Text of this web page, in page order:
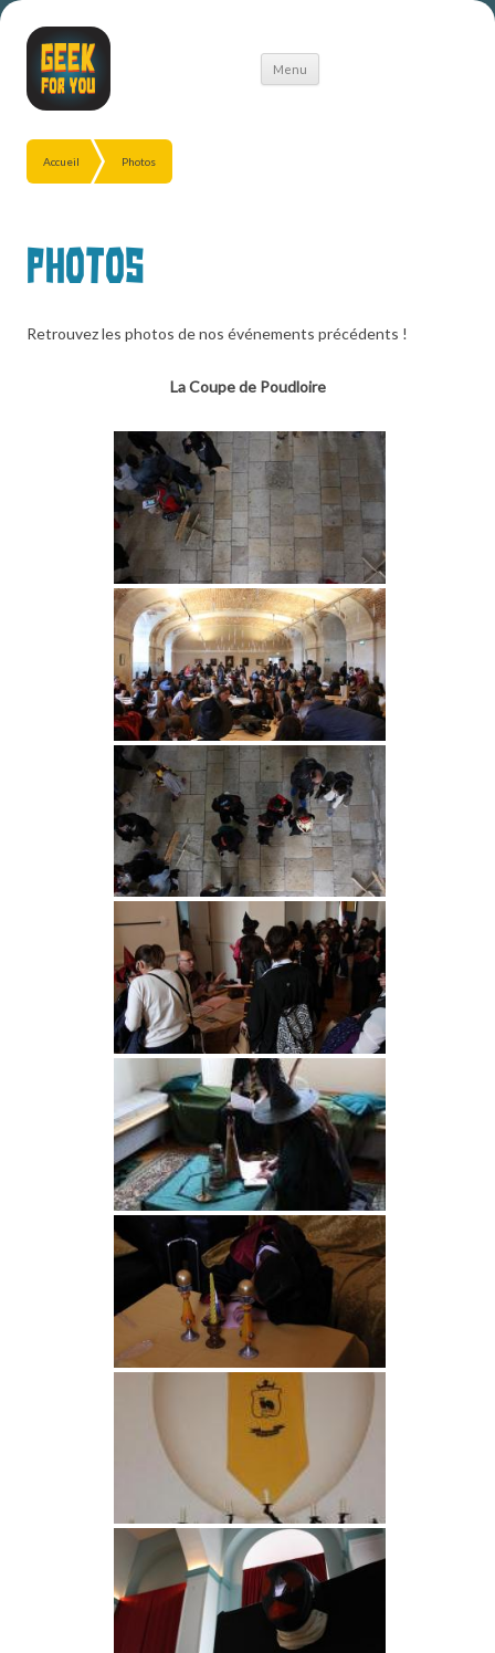
Menu
Aller
Accueil Photos
Photos
Retrouvez les photos de nos événements précédents !
La Coupe de Poudloire